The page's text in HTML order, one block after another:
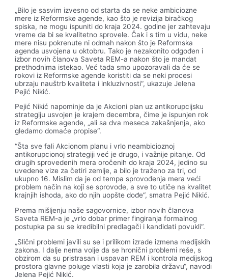
„Bilo je sasvim izvesno od starta da se neke ambiciozne
mere iz Reformske agende, kao što je revizija biračkog
spiska, ne mogu ispuniti do kraja 2024. godine jer zahtevaju
vreme da bi se kvalitetno sprovele. Čak i s tim u vidu, neke
mere nisu pokrenute ni odmah nakon što je Reformska
agenda usvojena u oktobru. Tako je nezakonito odgođen i
izbor novih članova Saveta REM-a nakon što je mandat
prethodnima istekao. Već tada smo upozoravali da će se
rokovi iz Reformske agende koristiti da se neki procesi
ubrzaju nauštrb kvaliteta i inkluzivnosti“, ukazuje Jelena
Pejić Nikić.
Pejić Nikić napominje da je Akcioni plan uz antikorupcijsku
strategiju usvojen je krajem decembra, čime je ispunjen rok
iz Reformske agende, „ali sa dva meseca zakašnjenja, ako
gledamo domaće propise“.
“Šta sve fali Akcionom planu i vrlo neambicioznoj
antikorupcionoj strategiji već je drugo, i važnije pitanje. Od
drugih sprovedenih mera oročenih do kraja 2024, jedino su
uvedene vize za četiri zemlje, a bilo je traženo za tri, od
ukupno 16. Mislim da je od tempa sprovođenja mera veći
problem način na koji se sprovode, a sve to utiče na kvalitet
krajnjih ishoda, ako do njih uopšte dođe“, smatra Pejić Nikić.
Prema mišljenju naše sagovornice, izbor novih članova
Saveta REM-a je „vrlo dobar primer fingiranja formalnog
postupka pa su se kredibilni predlagači i kandidati povukli“.
„Slični problemi javili su se i prilikom izrade izmena medijskih
zakona. I dalje nema volje da se hronični problemi reše, s
obzirom da su pristrasan i uspavan REM i kontrola medijskog
prostora glavne poluge vlasti koja je zarobila državu“, navodi
Jelena Pejić Nikić.